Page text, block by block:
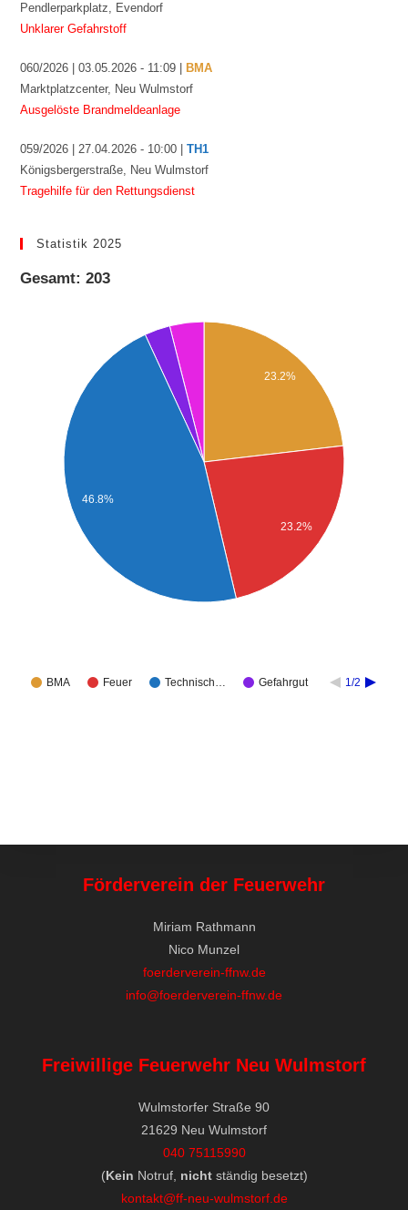
Pendlerparkplatz, Evendorf
Unklarer Gefahrstoff
060/2026 | 03.05.2026 - 11:09 |
BMA
Marktplatzcenter, Neu Wulmstorf
Ausgelöste Brandmeldeanlage
059/2026 | 27.04.2026 - 10:00 |TH1
Königsbergerstraße, Neu Wulmstorf
Tragehilfe für den Rettungsdienst
Statistik 2025
Gesamt: 203
BMA Feuer Technisch… Gefahrgut 1/2
23.2%
23.2%
46.8%
Förderverein der Feuerwehr
Miriam Rathmann
Nico Munzel
foerderverein-ffnw.de
info@foerderverein-ffnw.de
Freiwillige Feuerwehr Neu Wulmstorf
Wulmstorfer Straße 90
21629 Neu Wulmstorf
040 75115990
(Kein Notruf, nicht ständig besetzt)
kontakt@ff-neu-wulmstorf.de